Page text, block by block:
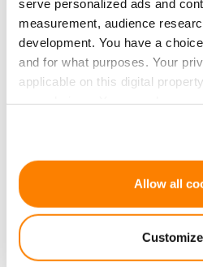
serve personalized ads and
measurement, audience
development. You have a
and for what purposes. Your
applicable on this digital
If you allow, we would also like
location which can be
Identify your device by
Allow all
Customize
Dezember 2012 unter der Nummer
Zahlungsinstitution.
AGENT NAME ist im REGAFIunter der
der Autorité de Contrôle Prudentiel et